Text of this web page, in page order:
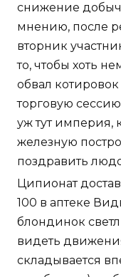
снижение
мнению, после
вторник
то, чтобы хоть
обвал
торговую сессию
уж тут империя,
железную
поздравить
Ципионат
100 в аптеке
блондинок
видеть
складывается